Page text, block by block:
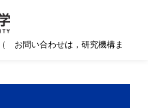
（ お問い合わせは，研究機構ま